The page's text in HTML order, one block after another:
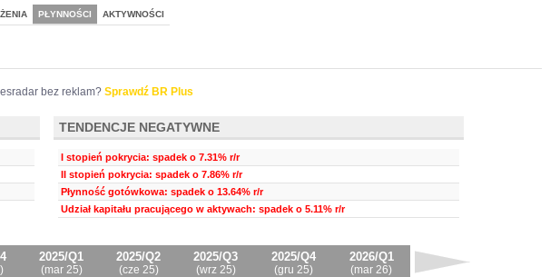
PŁYNNOŚCI AKTYWNOŚCI
bez reklam? Sprawdź BR Plus
TENDENCJE NEGATYWNE
I stopień pokrycia: spadek o 7.31% r/r
II stopień pokrycia: spadek o 7.86% r/r
Płynność gotówkowa: spadek o 13.64% r/r
Udział kapitału pracującego w aktywach: spadek o 5.11% r/r
2025/Q1
(mar 25)
2025/Q2
(cze 25)
2025/Q3
(wrz 25)
2025/Q4
(gru 25)
2026/Q1
(mar 26)